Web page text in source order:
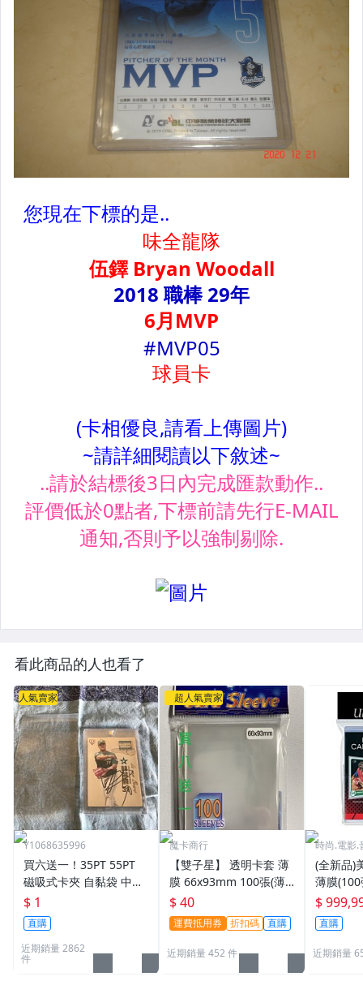
看此商品的人也看了
人氣賣家
Y1068635996
買六送一！35PT 55PT
磁吸式卡夾 自黏袋 中華
職棒球員卡 遊戲王 寶可
夢PTCG 漫威 ultra pro
可用
$ 1
直購
近期銷量 2862
件
超人氣賣家
魔卡商行
【雙子星】 透明卡套 薄
膜 66x93mm 100張(薄)
適用 BBM MLB Topps C
PBL 球員卡
$ 40
運費抵用券 折扣碼 直購
近期銷量 452 件
時尚.電影.
(全新品)
薄膜
次到貨
$
直購
近期銷量